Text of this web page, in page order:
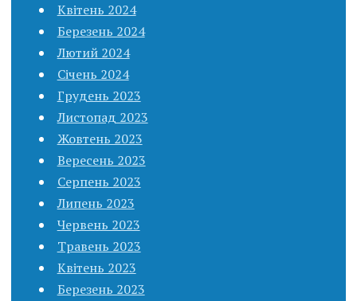
Квітень 2024
Березень 2024
Лютий 2024
Січень 2024
Грудень 2023
Листопад 2023
Жовтень 2023
Вересень 2023
Серпень 2023
Липень 2023
Червень 2023
Травень 2023
Квітень 2023
Березень 2023